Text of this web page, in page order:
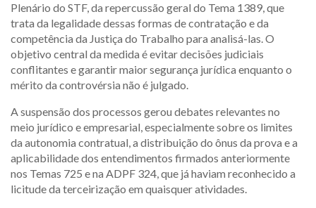
Plenário do STF, da repercussão geral do Tema 1389, que
trata da legalidade dessas formas de contratação e da
competência da Justiça do Trabalho para analisá-las. O
objetivo central da medida é evitar decisões judiciais
conflitantes e garantir maior segurança jurídica enquanto o
mérito da controvérsia não é julgado.
A suspensão dos processos gerou debates relevantes no
meio jurídico e empresarial, especialmente sobre os limites
da autonomia contratual, a distribuição do ônus da prova e a
aplicabilidade dos entendimentos firmados anteriormente
nos Temas 725 e na ADPF 324, que já haviam reconhecido a
licitude da terceirização em quaisquer atividades.